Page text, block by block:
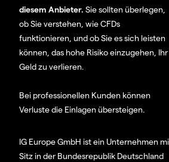
diesem Anbieter. Sie sollten überlegen,
ob Sie verstehen, wie CFDs
funktionieren, und ob Sie es sich leisten
können, das hohe Risiko einzugehen, Ihr
Geld zu verlieren.
Bei professionellen Kunden können
Verluste die Einlagen übersteigen.
IG Europe GmbH ist ein Unternehmen
Sitz in der Bundesrepublik Deutschland